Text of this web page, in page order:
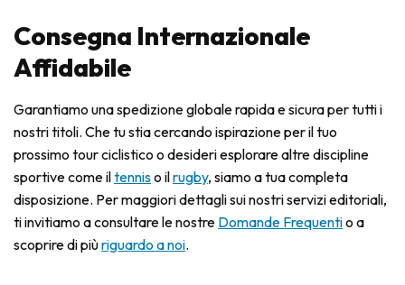
Consegna Internazionale
Affidabile
Garantiamo una spedizione globale rapida e sicura per tutti i
nostri titoli. Che tu stia cercando ispirazione per il tuo
prossimo tour ciclistico o desideri esplorare altre discipline
sportive come iltenniso ilrugby, siamo a tua completa
disposizione. Per maggiori dettagli sui nostri servizi editoriali,
ti invitiamo a consultare le nostre Domande Frequentio a
scoprire di piùriguardo a noi.